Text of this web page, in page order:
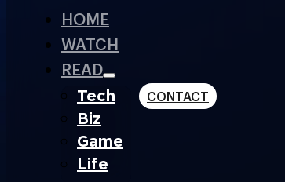
HOME
WATCH
READ
Tech
Biz
Game
Life
CONTACT